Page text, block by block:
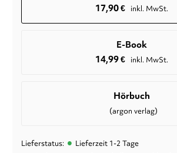
17,90€ inkl. MwSt.
E-Book
14,99€ inkl. MwSt.
Hörbuch
(argon verlag)
Lieferstatus: • Lieferzeit 1-2 Tage